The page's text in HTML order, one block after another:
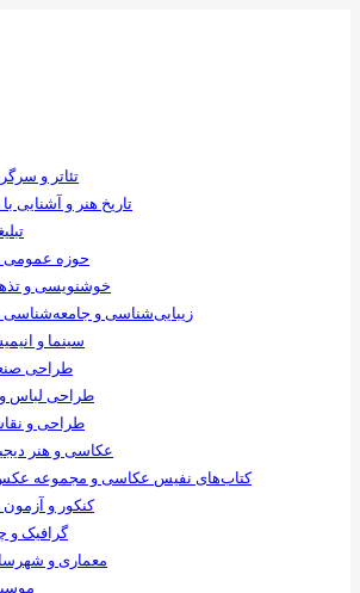
تئاتر و
تاریخ هنر و آشنایی با
حوزه عمومی
خوشنویسی و
زیبایی‌شناسی و جامعه‌شناسی
سینما و
طراحی
طراحی لباس
طراحی و
عکاسی و هنر
کتاب‌های نفیس عکاسی و مجموعه
کنکور و آزمون
گرافیک و
معماری و